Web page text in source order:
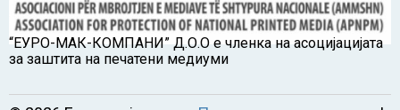
“ЕУРО-МАК-КОМПАНИ” Д.О.О е членка на асоцијацијата
за заштита на печатени медиуми